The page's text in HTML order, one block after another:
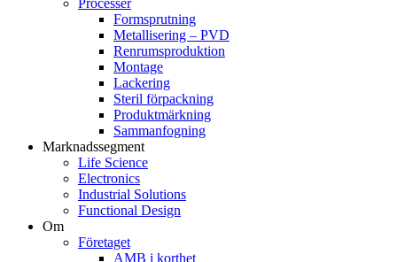
Processer
Formsprutning
Metallisering – PVD
Renrumsproduktion
Montage
Lackering
Steril förpackning
Produktmärkning
Sammanfogning
Marknadssegment
Life Science
Electronics
Industrial Solutions
Functional Design
Om
Företaget
AMB i korthet